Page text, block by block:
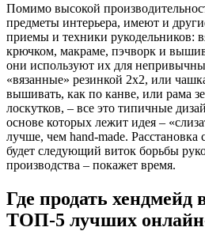
Помимо высокой
предметы интерьера, имеют и
приемы и техники рукодельников:
крючком, макраме, пэчворк и
они используют их для
«вязанные» резинкой 2х2, или
вышивать, как по канве, или рама
лоскутков, – все это типичные
основе которых лежит идея –
лучше, чем hand-made. Расстановка
будет следующий виток борьбы
производства – покажет время.
Где продать хендмейд
ТОП-5 лучших